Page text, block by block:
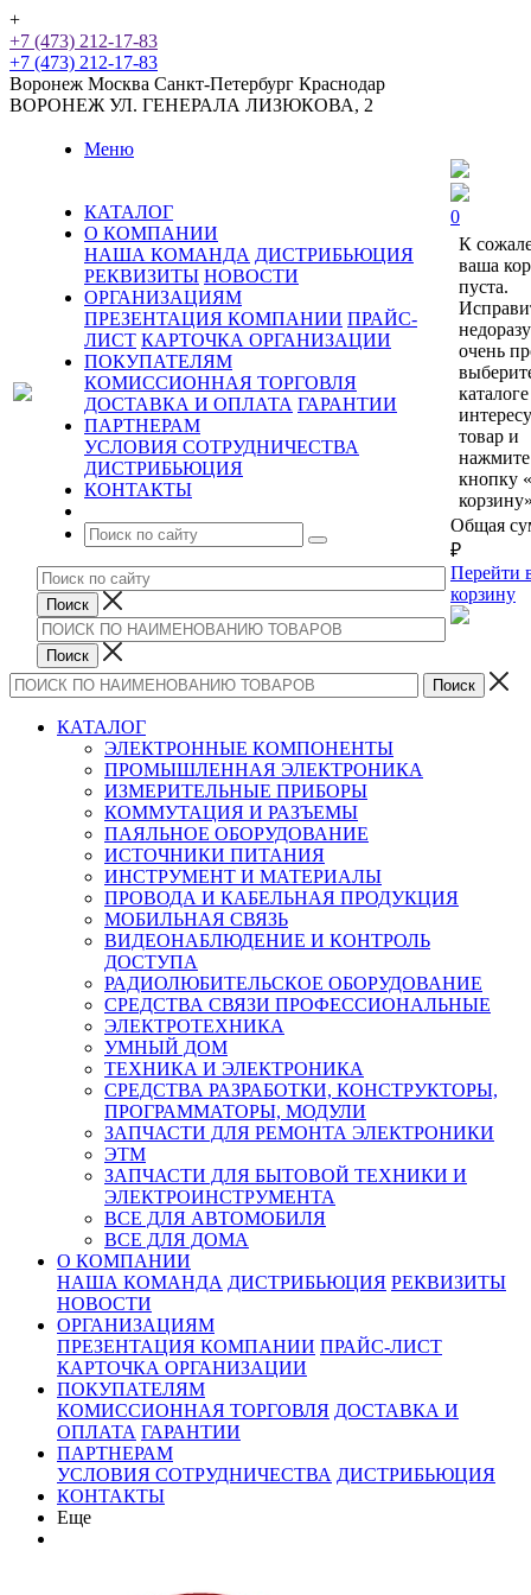
+
+7 (473) 212-17-83
+7 (473) 212-17-83
Воронеж Москва Санкт-Петербург Краснодар
ВОРОНЕЖ УЛ. ГЕНЕРАЛА ЛИЗЮКОВА, 2
Меню
КАТАЛОГ
О КОМПАНИИ
НАША КОМАНДА ДИСТРИБЬЮЦИЯ
РЕКВИЗИТЫ НОВОСТИ
ОРГАНИЗАЦИЯМ
ПРЕЗЕНТАЦИЯ КОМПАНИИ ПРАЙС-
ЛИСТ КАРТОЧКА ОРГАНИЗАЦИИ
ПОКУПАТЕЛЯМ
КОМИССИОННАЯ ТОРГОВЛЯ
ДОСТАВКА И ОПЛАТА ГАРАНТИИ
ПАРТНЕРАМ
УСЛОВИЯ СОТРУДНИЧЕСТВА
ДИСТРИБЬЮЦИЯ
КОНТАКТЫ
0
К
ваша
пуста.
очень
каталоге
товар и
нажмите
кнопку
Общая
₽
Перейти
корзину
КАТАЛОГ
ЭЛЕКТРОННЫЕ КОМПОНЕНТЫ
ПРОМЫШЛЕННАЯ ЭЛЕКТРОНИКА
ИЗМЕРИТЕЛЬНЫЕ ПРИБОРЫ
КОММУТАЦИЯ И РАЗЪЕМЫ
ПАЯЛЬНОЕ ОБОРУДОВАНИЕ
ИСТОЧНИКИ ПИТАНИЯ
ИНСТРУМЕНТ И МАТЕРИАЛЫ
ПРОВОДА И КАБЕЛЬНАЯ ПРОДУКЦИЯ
МОБИЛЬНАЯ СВЯЗЬ
ВИДЕОНАБЛЮДЕНИЕ И КОНТРОЛЬ
ДОСТУПА
РАДИОЛЮБИТЕЛЬСКОЕ ОБОРУДОВАНИЕ
СРЕДСТВА СВЯЗИ ПРОФЕССИОНАЛЬНЫЕ
ЭЛЕКТРОТЕХНИКА
УМНЫЙ ДОМ
ТЕХНИКА И ЭЛЕКТРОНИКА
СРЕДСТВА РАЗРАБОТКИ, КОНСТРУКТОРЫ,
ПРОГРАММАТОРЫ, МОДУЛИ
ЗАПЧАСТИ ДЛЯ РЕМОНТА ЭЛЕКТРОНИКИ
ЭТМ
ЗАПЧАСТИ ДЛЯ БЫТОВОЙ ТЕХНИКИ И
ЭЛЕКТРОИНСТРУМЕНТА
ВСЕ ДЛЯ АВТОМОБИЛЯ
ВСЕ ДЛЯ ДОМА
О КОМПАНИИ
НАША КОМАНДА ДИСТРИБЬЮЦИЯ РЕКВИЗИТЫ
НОВОСТИ
ОРГАНИЗАЦИЯМ
ПРЕЗЕНТАЦИЯ КОМПАНИИ ПРАЙС-ЛИСТ
КАРТОЧКА ОРГАНИЗАЦИИ
ПОКУПАТЕЛЯМ
КОМИССИОННАЯ ТОРГОВЛЯ ДОСТАВКА И
ОПЛАТА ГАРАНТИИ
ПАРТНЕРАМ
УСЛОВИЯ СОТРУДНИЧЕСТВА ДИСТРИБЬЮЦИЯ
КОНТАКТЫ
Еще